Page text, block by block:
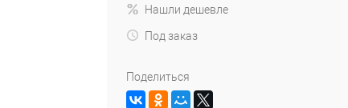
Нашли дешевле
Под заказ
Поделиться